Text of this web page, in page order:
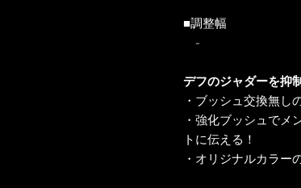
■調整幅
-
デフのジャダーを抑
・ブッシュ交換無し
・強化ブッシュでメ
トに伝える！
・オリジナルカラー